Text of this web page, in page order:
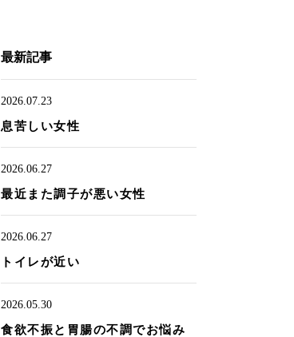
最新記事
2026.07.23
息苦しい女性
2026.06.27
最近また調子が悪い女性
2026.06.27
トイレが近い
2026.05.30
食欲不振と胃腸の不調でお悩み